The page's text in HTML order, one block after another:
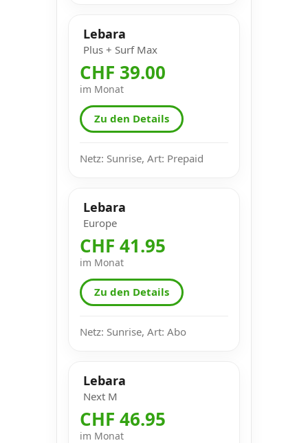
Lebara
Plus + Surf Max
CHF 39.00
im Monat
Zu den Details
Netz: Sunrise, Art: Prepaid
Lebara
Europe
CHF 41.95
im Monat
Zu den Details
Netz: Sunrise, Art: Abo
Lebara
Next M
CHF 46.95
im Monat